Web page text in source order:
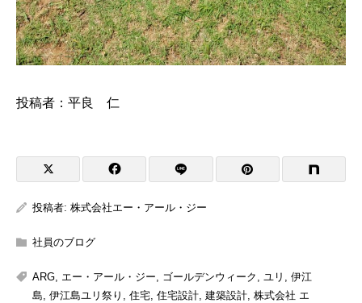
投稿者：平良 仁
投稿者: 株式会社エー・アール・ジー
社員のブログ
ARG, エー・アール・ジー, ゴールデンウィーク , ユリ , 伊江
島, 伊江島ユリ祭り , 住宅, 住宅設計, 建築設計, 株式会社 エ